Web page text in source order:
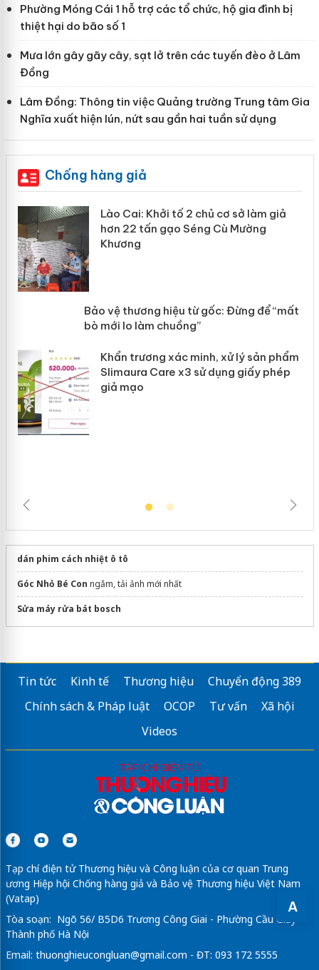
A
Phường Móng Cái 1 hỗ trợ các tổ chức, hộ gia đình bị
thiệt hại do bão số 1
Mưa lớn gây gãy cây, sạt lở trên các tuyến đèo ở Lâm
Đồng
Lâm Đồng: Thông tin việc Quảng trường Trung tâm Gia
Nghĩa xuất hiện lún, nứt sau gần hai tuần sử dụng
Chống hàng giả
Lào Cai: Khởi tố 2 chủ cơ sở làm giả
hơn 22 tấn gạo Séng Cù Mường
Khương
Bảo vệ thương hiệu từ gốc: Đừng để
“mất bò mới lo làm chuồng”
dán phim cách nhiệt ô tô
Góc Nhỏ Bé Con ngắm, tải ảnh mới nhất
Sửa máy rửa bát bosch
Tin tức Kinh tế Thương hiệu
Chuyển động 389
Chính sách & Pháp luật
OCOP Tư vấn
Xã hội
Videos
Tạp chí điện tử Thương hiệu và Công luận của cơ quan Trung
ương Hiệp hội Chống hàng giả và Bảo vệ Thương hiệu Việt Nam
(Vatap)
Tòa soạn: Ngõ 56/ B5D6 Trương Công Giai - Phường Cầu Giấy -
Thành phố Hà Nội
Email: thuonghieucongluan@gmail.com - ĐT: 093 172 5555